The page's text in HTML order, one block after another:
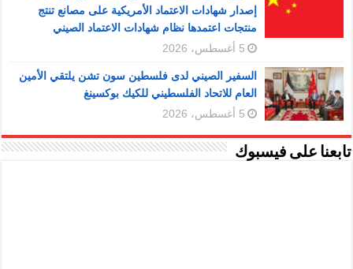
إصدار شهادات الاعتماد الأمريكية على مصانع تنتج
منتجات اعتمدها نظام شهادات الاعتماد الصيني
5 أغسطس، 2026
السفير الصيني لدى فلسطين سون تشن يلتقي الأمين
العام للاتحاد الفلسطيني للكيك بوكسينغ
5 أغسطس، 2026
تابعنا على فيسبوك